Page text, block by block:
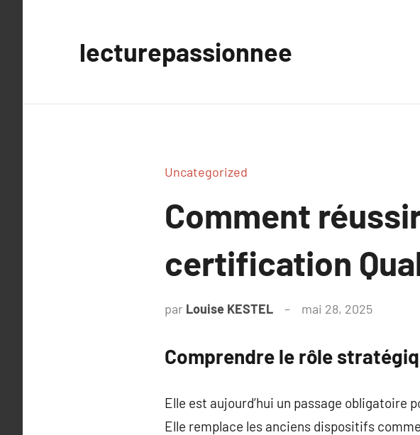
lecturepassionnee
Uncategorized
Comment
certification
par Louise KESTEL mai 28, 2025
Comprendre le rôle
Elle est aujourd’hui un passage obligatoire
Elle remplace les anciens dispositifs